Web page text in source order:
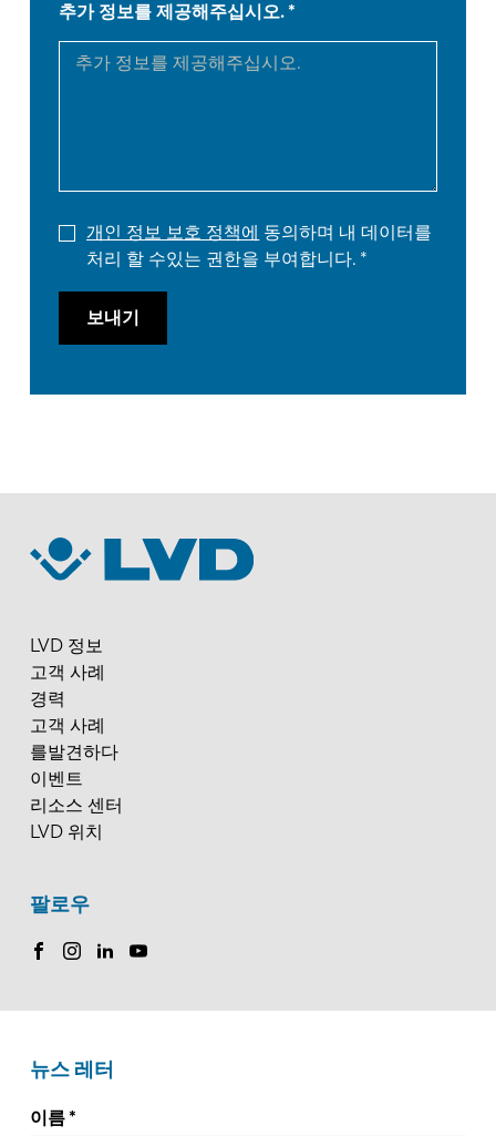
추가 정보를 제공해주십시오.
개인 정보 보호 정책에 동의하며 내 데이터를
처리 할 수있는 권한을 부여합니다.
보내기
LVD 정보
고객 사례
경력
고객 사례
를발견하다
이벤트
리소스 센터
LVD 위치
팔로우
뉴스 레터
이름